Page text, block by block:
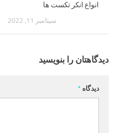
انواع انکر تکست ها
سپتامبر 11, 2022
دیدگاهتان را بنویسید
دیدگاه *